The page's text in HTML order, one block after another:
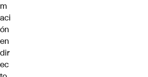
m
aci
ón
en
dir
ec